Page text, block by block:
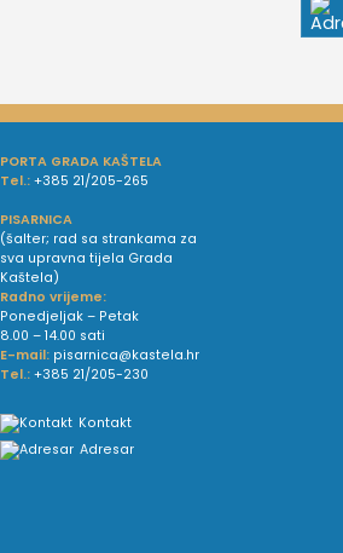
PORTA GRADA KAŠTELA
Tel.: +385 21/205-265
PISARNICA
(šalter; rad sa strankama za
sva upravna tijela Grada
Kaštela)
Radno vrijeme:
Ponedjeljak – Petak
8.00 – 14.00 sati
E-mail: pisarnica@kastela.hr
Tel.: +385 21/205-230
Kontakt
Adresar